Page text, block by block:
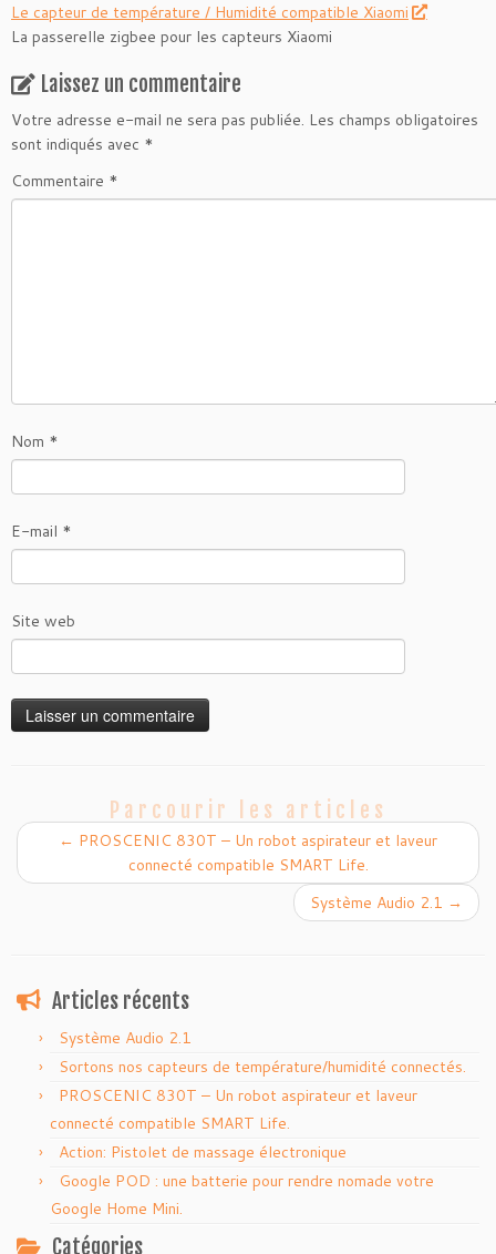
Le capteur de température / Humidité compatible Xiaomi
La passerelle zigbee pour les capteurs Xiaomi
Laissez un commentaire
Votre adresse e-mail ne sera pas publiée. Les champs obligatoires
sont indiqués avec *
Commentaire *
Nom *
E-mail *
Site web
Parcourir les articles
← PROSCENIC 830T – Un robot aspirateur et laveur
connecté compatible SMART Life.
Système Audio 2.1 →
Articles récents
Système Audio 2.1
Sortons nos capteurs de température/humidité connectés.
PROSCENIC 830T – Un robot aspirateur et laveur
connecté compatible SMART Life.
Action: Pistolet de massage électronique
Google POD : une batterie pour rendre nomade votre
Google Home Mini.
Catégories